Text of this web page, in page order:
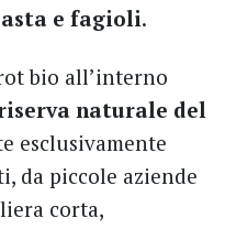
e fagioli.
bio all’interno
naturale del
esclusivamente
da piccole aziende
corta,